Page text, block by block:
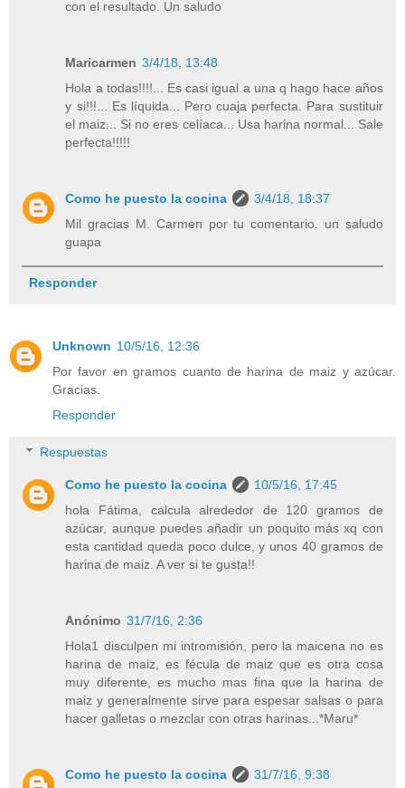
con el resultado. Un saludo
Maricarmen 3/4/18, 13:48
Hola a todas!!!!... Es casi igual a una q hago hace años
y si!!!... Es líquida... Pero cuaja perfecta. Para sustituir
el maiz... Si no eres celíaca... Usa harina normal... Sale
perfecta!!!!!
Como he puesto la cocina
3/4/18, 18:37
Mil gracias M. Carmen por tu comentario. un saludo
guapa
Responder
Unknown 10/5/16, 12:36
Por favor en gramos cuanto de harina de maiz y azúcar.
Gracias.
Responder
Respuestas
Como he puesto la cocina
10/5/16, 17:45
hola Fátima, calcula alrededor de 120 gramos de
azúcar, aunque puedes añadir un poquito más xq con
esta cantidad queda poco dulce, y unos 40 gramos de
harina de maiz. A ver si te gusta!!
Anónimo 31/7/16, 2:36
Hola1 disculpen mi intromisión, pero la maicena no es
harina de maiz, es fécula de maiz que es otra cosa
muy diferente, es mucho mas fina que la harina de
maiz y generalmente sirve para espesar salsas o para
hacer galletas o mezclar con otras harinas...*Maru*
Como he puesto la cocina
31/7/16, 9:38